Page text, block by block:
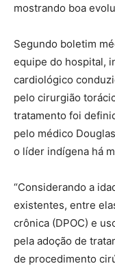
mostrando boa
Segundo boletim
equipe do hospital,
cardiológico
pelo cirurgião
tratamento foi
pelo médico
o líder indígena há
“Considerando a
existentes, entre
crônica (DPOC) e
pela adoção de
de procedimento